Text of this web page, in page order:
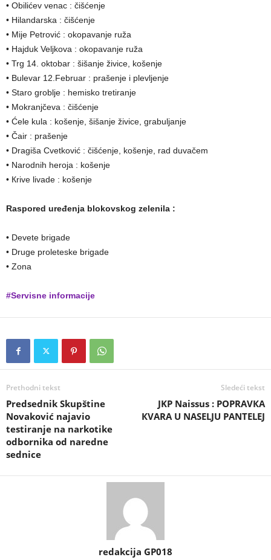
• Obilićev venac : čišćenje
• Hilandarska : čišćenje
• Mije Petrović : okopavanje ruža
• Hajduk Veljkova : okopavanje ruža
• Trg 14. oktobar : šišanje živice, košenje
• Bulevar 12.Februar : prašenje i plevljenje
• Staro groblje : hemisko tretiranje
• Mokranjčeva : čišćenje
• Ćele kula : košenje, šišanje živice, grabuljanje
• Čair : prašenje
• Dragiša Cvetković : čišćenje, košenje, rad duvačem
• Narodnih heroja : košenje
• Кrive livade : košenje
Raspored uređenja blokovskog zelenila :
• Devete brigade
• Druge proleteske brigade
• Zona
#Servisne informacije
Prethodni tekst
Predsednik Skupštine
Novaković najavio
testiranje na narkotike
odbornika od naredne
sednice
Sledeći tekst
JKP Naissus : POPRAVКA
КVARA U NASELJU PANTELEJ
redakcija GP018